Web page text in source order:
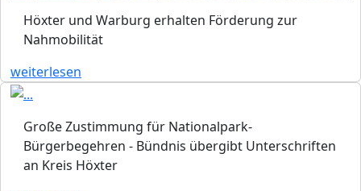
Höxter und Warburg erhalten Förderung zur
Nahmobilität
weiterlesen
Große Zustimmung für Nationalpark-
Bürgerbegehren - Bündnis übergibt Unterschriften
an Kreis Höxter